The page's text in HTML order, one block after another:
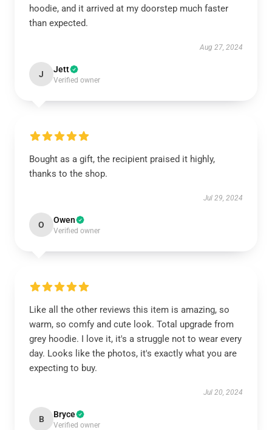
hoodie, and it arrived at my doorstep much faster
than expected.
Aug 27, 2024
J Jett
Verified owner
Bought as a gift, the recipient praised it highly,
thanks to the shop.
Jul 29, 2024
O Owen
Verified owner
Like all the other reviews this item is amazing, so
warm, so comfy and cute look. Total upgrade from
grey hoodie. I love it, it's a struggle not to wear every
day. Looks like the photos, it's exactly what you are
expecting to buy.
Jul 20, 2024
B Bryce
Verified owner